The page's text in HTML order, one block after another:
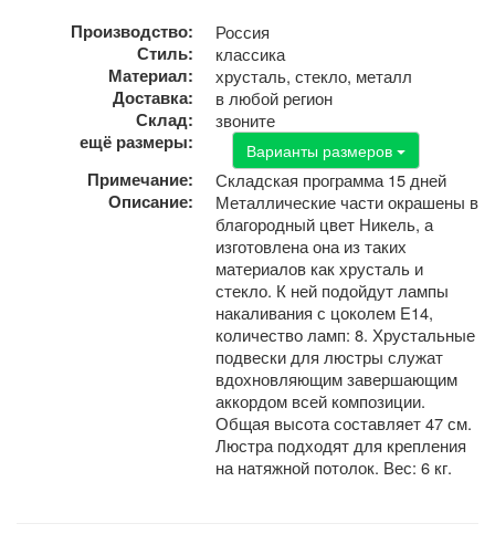
Производство:
Россия
Стиль:
классика
Материал:
хрусталь, стекло, металл
Доставка:
в любой регион
Склад:
звоните
ещё размеры:
Варианты размеров
Примечание:
Складская программа 15 дней
Описание:
Металлические части окрашены в
благородный цвет Никель, а
изготовлена она из таких
материалов как хрусталь и
стекло. К ней подойдут лампы
накаливания с цоколем E14,
количество ламп: 8. Хрустальные
подвески для люстры служат
вдохновляющим завершающим
аккордом всей композиции.
Общая высота составляет 47 см.
Люстра подходят для крепления
на натяжной потолок. Вес: 6 кг.